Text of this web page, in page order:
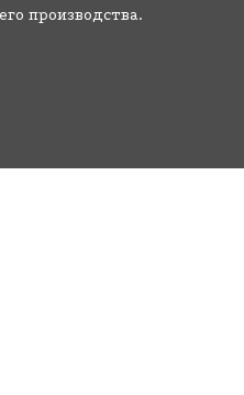
производства.